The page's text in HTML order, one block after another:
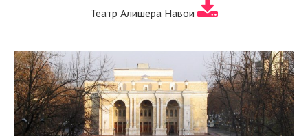
Театр Алишера Навои